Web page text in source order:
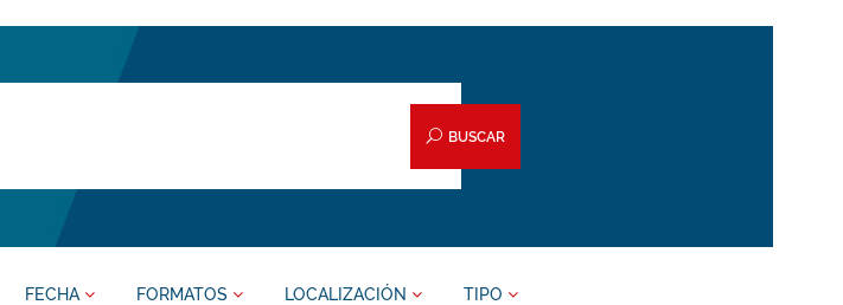
BUSCAR
FECHA FORMATOS LOCALIZACIÓN TIPO